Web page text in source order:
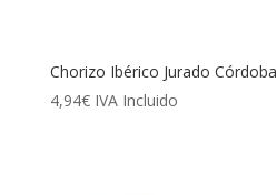
Chorizo Ibérico Jurado Córdoba
4,94€ IVA Incluido